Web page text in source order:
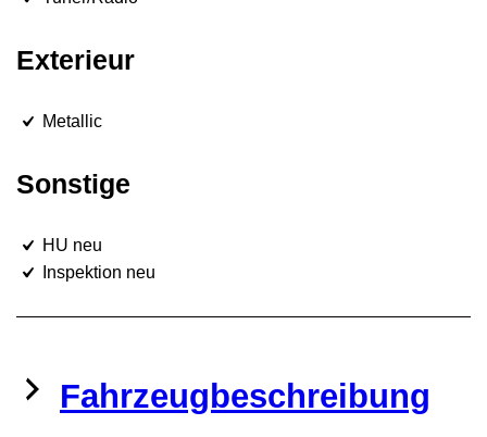
Exterieur
Metallic
Sonstige
HU neu
Inspektion neu
Fahrzeugbeschreibung